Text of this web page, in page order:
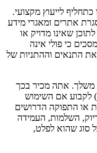
לייעוץ מקצועי.
אתרים ומאגרי מידע
שאינו מדויק או
כי פולי אינה
התנאים וההתניות של
משלך. אתה מכיר בכך
לקבוע אם השימוש
או התפוקה הדרושים
השלמות, העמידה
סוג שהוא לפלט,